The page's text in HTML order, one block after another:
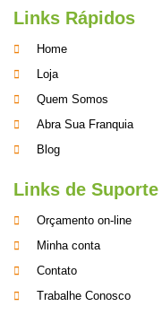
Links Rápidos
Home
Loja
Quem Somos
Abra Sua Franquia
Blog
Links de Suporte
Orçamento on-line
Minha conta
Contato
Trabalhe Conosco